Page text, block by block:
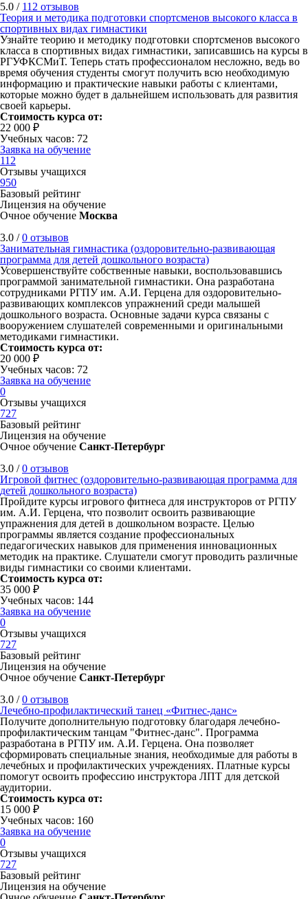
5.0 / 112 отзывов
Теория и методика подготовки спортсменов высокого класса в
спортивных видах гимнастики
Узнайте теорию и методику подготовки спортсменов высокого
класса в спортивных видах гимнастики, записавшись на курсы в
РГУФКСМиТ. Теперь стать профессионалом несложно, ведь во
время обучения студенты смогут получить всю необходимую
информацию и практические навыки работы с клиентами,
которые можно будет в дальнейшем использовать для развития
своей карьеры.
Стоимость курса от:
22 000 ₽
Учебных часов: 72
Заявка на обучение
112
Отзывы учащихся
950
Базовый рейтинг
Лицензия на обучение
Очное обучение Москва
3.0 /0 отзывов
Занимательная гимнастика (оздоровительно-развивающая
программа для детей дошкольного возраста)
Усовершенствуйте собственные навыки, воспользовавшись
программой занимательной гимнастики. Она разработана
сотрудниками РГПУ им. А.И. Герцена для оздоровительно-
развивающих комплексов упражнений среди малышей
дошкольного возраста. Основные задачи курса связаны с
вооружением слушателей современными и оригинальными
методиками гимнастики.
Стоимость курса от:
20 000 ₽
Учебных часов: 72
Заявка на обучение
0
Отзывы учащихся
727
Базовый рейтинг
Лицензия на обучение
Очное обучение Санкт-Петербург
3.0 /0 отзывов
Игровой фитнес (оздоровительно-развивающая программа для
детей дошкольного возраста)
Пройдите курсы игрового фитнеса для инструкторов от РГПУ
им. А.И. Герцена, что позволит освоить развивающие
упражнения для детей в дошкольном возрасте. Целью
программы является создание профессиональных
педагогических навыков для применения инновационных
методик на практике. Слушатели смогут проводить различные
виды гимнастики со своими клиентами.
Стоимость курса от:
35 000 ₽
Учебных часов: 144
Заявка на обучение
0
Отзывы учащихся
727
Базовый рейтинг
Лицензия на обучение
Очное обучение Санкт-Петербург
3.0 /0 отзывов
Лечебно-профилактический танец «Фитнес-данс»
Получите дополнительную подготовку благодаря лечебно-
профилактическим танцам "Фитнес-данс". Программа
разработана в РГПУ им. А.И. Герцена. Она позволяет
сформировать специальные знания, необходимые для работы в
лечебных и профилактических учреждениях. Платные курсы
помогут освоить профессию инструктора ЛПТ для детской
аудитории.
Стоимость курса от:
15 000 ₽
Учебных часов: 160
Заявка на обучение
0
Отзывы учащихся
727
Базовый рейтинг
Лицензия на обучение